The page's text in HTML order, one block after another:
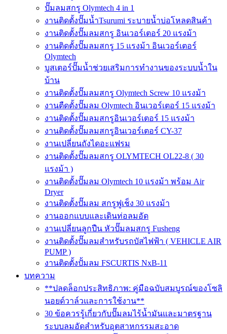
ปั๊มลมสกรู Olymtech 4 in 1
งานติดตั้งปั๊มน้ำTsurumi ระบายน้ำบ่อโหลดสินค้า
งานติดตั้งปั๊มลมสกรู อินเวอร์เตอร์ 20 แรงม้า
งานติดตั้งปั๊มลมสกรู 15 แรงม้า อินเวอร์เตอร์
Olymtech
บูสเตอร์ปั๊มน้ำช่วยเสริมการทำงานของระบบน้ำใน
บ้าน
งานติดตั้งปั๊มลมสกรู Olymtech Screw 10 แรงม้า
งานตืดตั้งปั๊มลม Olymtech อินเวอร์เตอร์ 15 แรงม้า
งานติดตั้งปั๊มลมสกรูอินเวอร์เตอร์ 15 แรงม้า
งานติดตั้งปั๊มลมสกรูอินเวอร์เตอร์ CY-37
งานเปลี่ยนถังไดอะแฟรม
งานติดตั้งปั๊มลมสกรู OLYMTECH OL22-8 ( 30
แรงม้า )
งานติดตั้งปั๊มลม Olymtech 10 แรงม้า พร้อม Air
Dryer
งานติดตั้งปั๊มลม สกรูฟูเช็ง 30 แรงม้า
งานออกแบบและเดินท่อลมอัด
งานเปลี่ยนลูกปืน หัวปั๊มลมสกรู Fusheng
งานติดตั้งปั๊มลมสำหรับรถบัสไฟฟ้า ( VEHICLE AIR
PUMP )
งานติดตั้งปั้มลม FSCURTIS NxB-11
บทความ
**ปลดล็อกประสิทธิภาพ: คู่มือฉบับสมบูรณ์ของโซลิ
นอยด์วาล์วและการใช้งาน**
30 ข้อควรรู้เกี่ยวกับปั๊มลมไร้น้ำมันและมาตรฐาน
ระบบลมอัดสำหรับอุตสาหกรรมสะอาด